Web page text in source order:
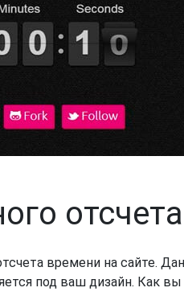
времени на сайте.
под ваш дизайн. Как